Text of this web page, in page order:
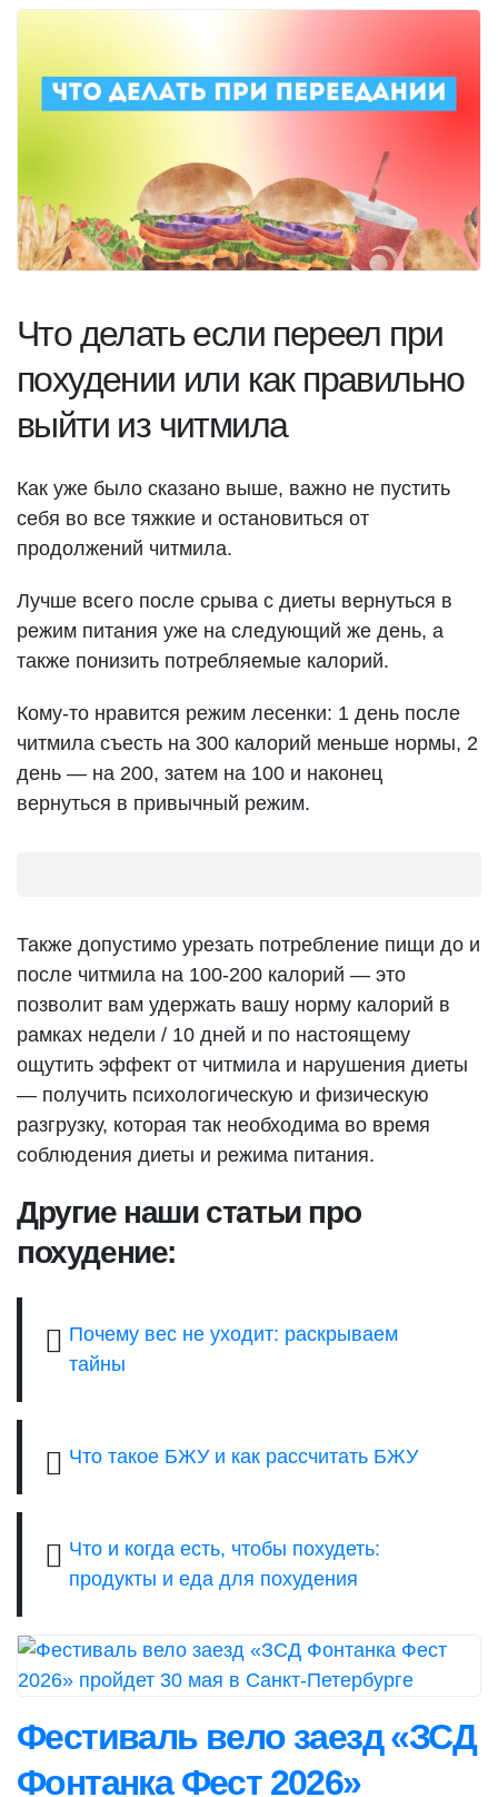
Что делать если переел при
похудении или как правильно
выйти из читмила
Как уже было сказано выше, важно не пустить
себя во все тяжкие и остановиться от
продолжений читмила.
Лучше всего после срыва с диеты вернуться в
режим питания уже на следующий же день, а
также понизить потребляемые калорий.
Кому-то нравится режим лесенки: 1 день после
читмила съесть на 300 калорий меньше нормы, 2
день — на 200, затем на 100 и наконец
вернуться в привычный режим.
Также допустимо урезать потребление пищи до и
после читмила на 100-200 калорий — это
позволит вам удержать вашу норму калорий в
рамках недели / 10 дней и по настоящему
ощутить эффект от читмила и нарушения диеты
— получить психологическую и физическую
разгрузку, которая так необходима во время
соблюдения диеты и режима питания.
Другие наши статьи про
похудение:
Почему вес не уходит: раскрываем
тайны
Что такое БЖУ и как рассчитать БЖУ
Что и когда есть, чтобы похудеть:
продукты и еда для похудения
Фестиваль вело заезд «ЗСД
Фонтанка Фест 2026»